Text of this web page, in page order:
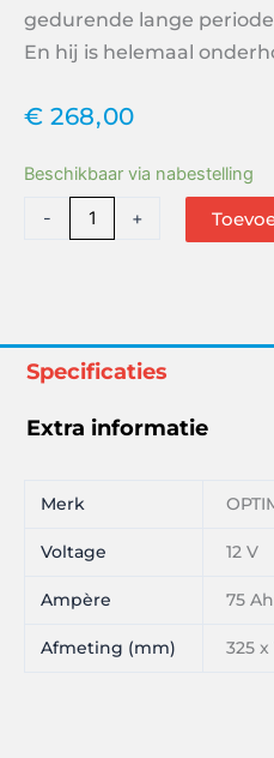
gedurende lange
En hij is helemaal
€ 268,00
Beschikbaar via nabestelling
-
OPTIMA
YELLOW
4.2
YTS4.2
+
Specificaties
Extra informatie
Merk
Voltage 12 V
Ampère 75 Ah
Afmeting (mm) 325 x